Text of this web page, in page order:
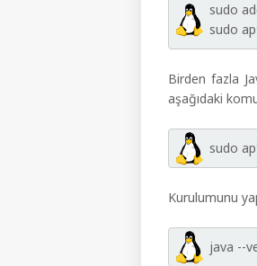
sudo
sudo
Birden fazla
aşağıdaki
sudo
Kurulumunu
java --